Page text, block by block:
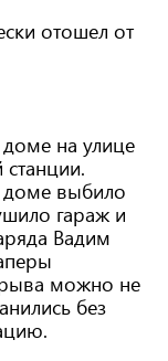
отошел от
на улице
выбило
гараж и
Вадим
можно не
без